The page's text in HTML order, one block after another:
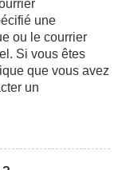
une
ou le courrier
Si vous êtes
que vous avez
un